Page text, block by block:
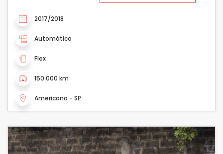
2017/2018
Automático
Flex
150.000 km
Americana - SP